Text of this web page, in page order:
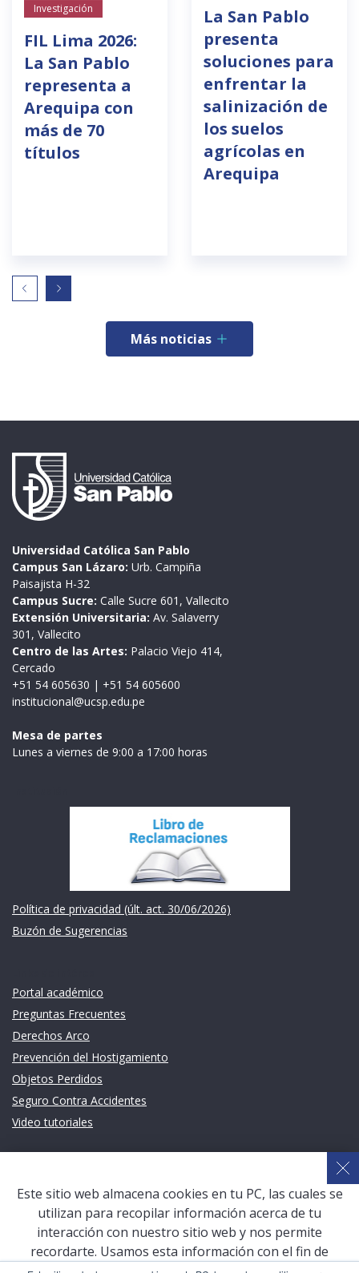
Investigación
FIL Lima 2026:
La San Pablo
representa a
Arequipa con
más de 70
títulos
La San Pablo
presenta
soluciones para
enfrentar la
salinización de
los suelos
agrícolas en
Arequipa
Más noticias
Universidad Católica San Pablo
Campus San Lázaro: Urb. Campiña
Paisajista H-32
Campus Sucre: Calle Sucre 601, Vallecito
Extensión Universitaria: Av. Salaverry
301, Vallecito
Centro de las Artes: Palacio Viejo 414,
Cercado
+51 54 605630 | +51 54 605600
institucional@ucsp.edu.pe
Mesa de partes
Lunes a viernes de 9:00 a 17:00 horas
Política de privacidad (últ. act. 30/06/2026)
Buzón de Sugerencias
Portal académico
Preguntas Frecuentes
Derechos Arco
Prevención del Hostigamiento
Objetos Perdidos
Seguro Contra Accidentes
Video tutoriales
Sistema de Gestión Académica (SGA)
Defensoría Universitaria
Terceros vinculados
Este sitio web almacena cookies en tu PC, las cuales se
utilizan para recopilar información acerca de tu
interacción con nuestro sitio web y nos permite
recordarte. Usamos esta información con el fin de